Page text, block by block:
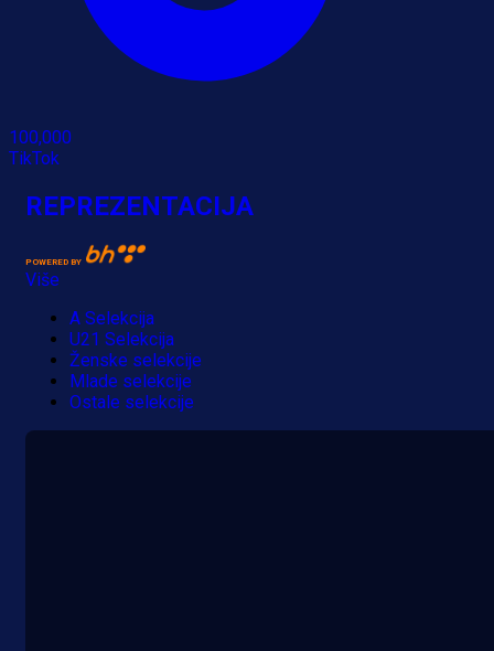
100,000
TikTok
REPREZENTACIJA
POWERED BY
Više
A Selekcija
U21 Selekcija
Ženske selekcije
Mlade selekcije
Ostale selekcije